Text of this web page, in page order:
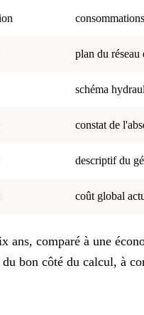
plan du réseau
schéma
constat de
descriptif du
coût global
comparé à une
bon côté du calcul, à